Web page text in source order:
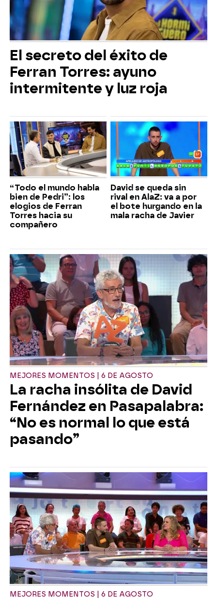
El secreto del éxito de
Ferran Torres: ayuno
intermitente y luz roja
“Todo el mundo habla
bien de Pedri”: los
elogios de Ferran
Torres hacia su
compañero
David se queda sin
rival en AlaZ: va a por
el bote hurgando en la
mala racha de Javier
MEJORES MOMENTOS | 6 DE AGOSTO
La racha insólita de David
Fernández en Pasapalabra:
“No es normal lo que está
pasando”
MEJORES MOMENTOS | 6 DE AGOSTO